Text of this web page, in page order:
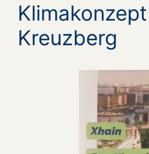
Klimakonzept
Kreuzberg